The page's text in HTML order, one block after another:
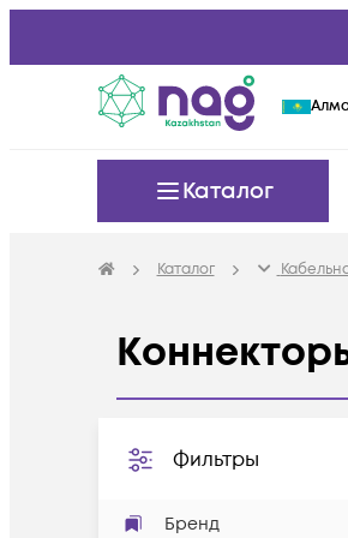
Каталог
Каталог
Фильтры
Бренд